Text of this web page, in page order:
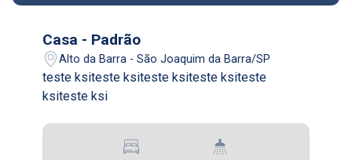
19
Aug/Wed
20
15:00
16:00
Casa - Padrão
Alto da Barra - São Joaquim da Barra/SP
teste ksiteste ksiteste ksiteste ksiteste
ksiteste ksi